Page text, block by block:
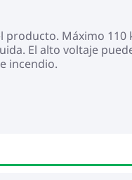
producto. Máximo 110
El alto voltaje
incendio.